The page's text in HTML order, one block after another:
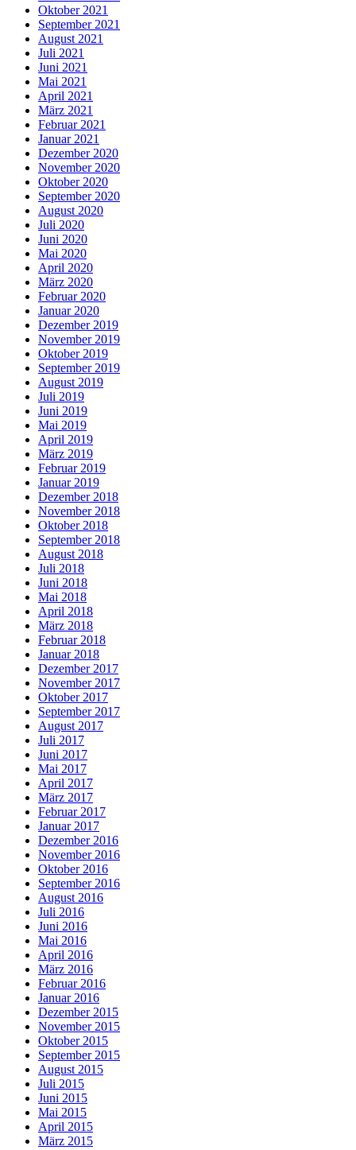
Oktober 2021
September 2021
August 2021
Juli 2021
Juni 2021
Mai 2021
April 2021
März 2021
Februar 2021
Januar 2021
Dezember 2020
November 2020
Oktober 2020
September 2020
August 2020
Juli 2020
Juni 2020
Mai 2020
April 2020
März 2020
Februar 2020
Januar 2020
Dezember 2019
November 2019
Oktober 2019
September 2019
August 2019
Juli 2019
Juni 2019
Mai 2019
April 2019
März 2019
Februar 2019
Januar 2019
Dezember 2018
November 2018
Oktober 2018
September 2018
August 2018
Juli 2018
Juni 2018
Mai 2018
April 2018
März 2018
Februar 2018
Januar 2018
Dezember 2017
November 2017
Oktober 2017
September 2017
August 2017
Juli 2017
Juni 2017
Mai 2017
April 2017
März 2017
Februar 2017
Januar 2017
Dezember 2016
November 2016
Oktober 2016
September 2016
August 2016
Juli 2016
Juni 2016
Mai 2016
April 2016
März 2016
Februar 2016
Januar 2016
Dezember 2015
November 2015
Oktober 2015
September 2015
August 2015
Juli 2015
Juni 2015
Mai 2015
April 2015
März 2015